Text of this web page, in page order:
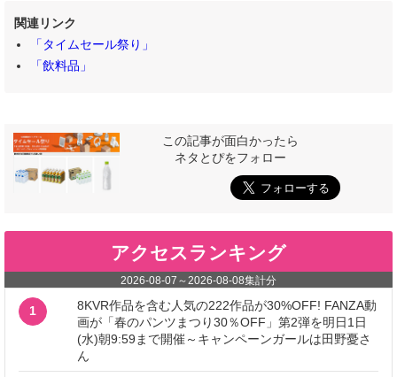
関連リンク
「タイムセール祭り」
「飲料品」
この記事が面白かったら
ネタとぴをフォロー
アクセスランキング
2026-08-07 ～2026-08-08集計分
1
8KVR作品を含む人気の222作品が30%OFF! FANZA動
画が「春のパンツまつり30％OFF」第2弾を明日1日
(水)朝9:59まで開催～キャンペーンガールは田野憂さ
ん